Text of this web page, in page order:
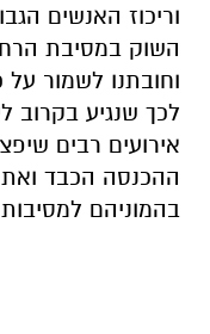
וריכוז האנשים
השוק במסיבת
וחובתנו לשמור
לכך שנגיע בקרוב
אירועים רבים
ההכנסה הכבד ואת
בהמוניהם